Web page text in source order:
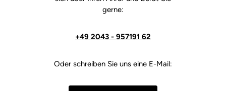
gerne:
+49 2043 - 957191 62
Oder schreiben Sie uns eine E-Mail: